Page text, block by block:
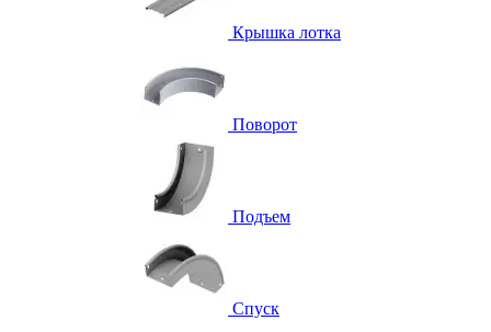
Крышка лотка
Поворот
Подъем
Спуск